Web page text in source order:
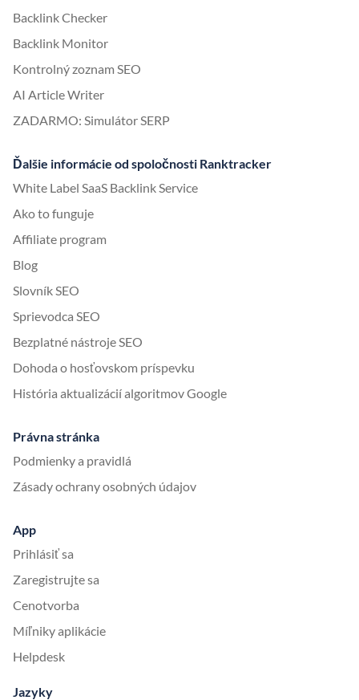
Backlink Checker
Backlink Monitor
Kontrolný zoznam SEO
AI Article Writer
ZADARMO: Simulátor SERP
Ďalšie informácie od spoločnosti Ranktracker
White Label SaaS Backlink Service
Ako to funguje
Affiliate program
Blog
Slovník SEO
Sprievodca SEO
Bezplatné nástroje SEO
Dohoda o hosťovskom príspevku
História aktualizácií algoritmov Google
Právna stránka
Podmienky a pravidlá
Zásady ochrany osobných údajov
App
Prihlásiť sa
Zaregistrujte sa
Cenotvorba
Míľniky aplikácie
Helpdesk
Jazyky